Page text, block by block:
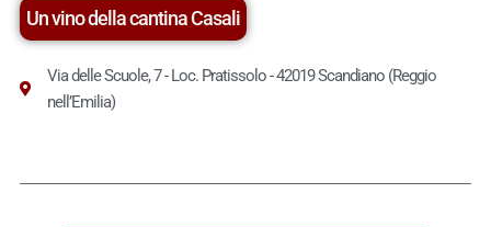
Un vino della cantina Casali
Via delle Scuole, 7 - Loc. Pratissolo - 42019 Scandiano (Reggio
nell’Emilia)